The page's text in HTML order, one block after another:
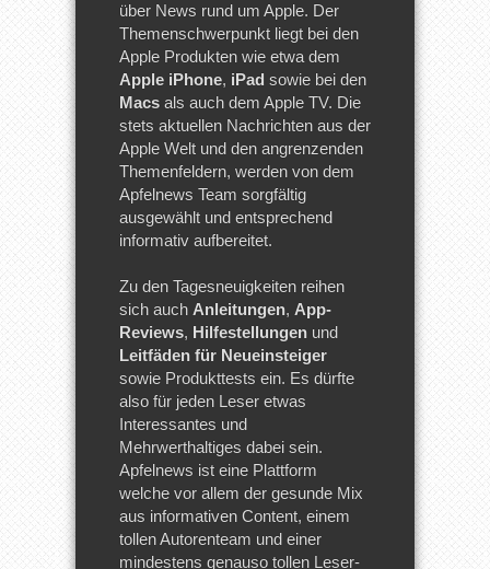
über News rund um Apple. Der
Themenschwerpunkt liegt bei den
Apple Produkten wie etwa dem
Apple iPhone, iPad sowie bei den
Macs als auch dem Apple TV. Die
stets aktuellen Nachrichten aus der
Apple Welt und den angrenzenden
Themenfeldern, werden von dem
Apfelnews Team sorgfältig
ausgewählt und entsprechend
informativ aufbereitet.
Zu den Tagesneuigkeiten reihen
sich auch Anleitungen, App-
Reviews, Hilfestellungen und
Leitfäden für Neueinsteiger
sowie Produkttests ein. Es dürfte
also für jeden Leser etwas
Interessantes und
Mehrwerthaltiges dabei sein.
Apfelnews ist eine Plattform
welche vor allem der gesunde Mix
aus informativen Content, einem
tollen Autorenteam und einer
mindestens genauso tollen Leser-